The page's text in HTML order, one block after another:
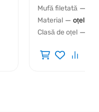
Mufă filetată —
Material — oțel
Clasă de oțel —